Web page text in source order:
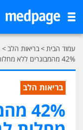
עמוד הבית>בריאות הלב>
42% מהמבוגרים ללא מחלות לב סובלים מטרשת עורקים
בריאות הלב